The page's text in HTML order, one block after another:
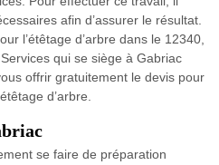
afin d’assurer le résultat.
l’étêtage d’arbre dans le 12340,
qui se siège à Gabriac
offrir gratuitement le devis pour
d’arbre.
se faire de préparation